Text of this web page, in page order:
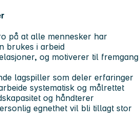
på at alle mennesker har
brukes i arbeid
og motiverer til fremgang
lagspiller som deler erfaringer
systematisk og målrettet
og håndterer
egnethet vil bli tillagt stor